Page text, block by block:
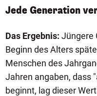
Jede Generation
Das Ergebnis: Jüngere
Beginn des Alters
Menschen des
Jahren angaben, dass
beginnt, lag dieser